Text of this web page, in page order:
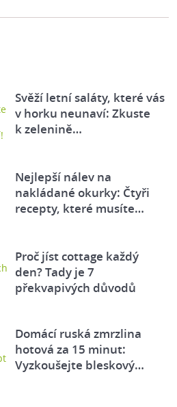
Svěží letní saláty, které vás
v horku neunaví: Zkuste
k zelenině…
Nejlepší nálev na
nakládané okurky: Čtyři
recepty, které musíte…
Proč jíst cottage každý
den? Tady je 7
překvapivých důvodů
Domácí ruská zmrzlina
hotová za 15 minut:
Vyzkoušejte bleskový…